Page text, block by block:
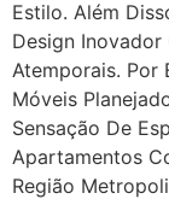
Estilo. Além
Design
Atemporais. Por
Móveis
Sensação De
Apartamentos
Região